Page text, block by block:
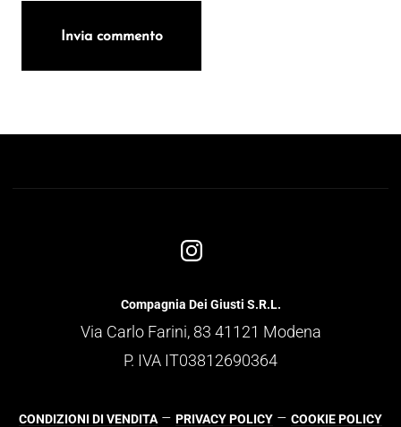
Compagnia Dei Giusti S.R.L.
Via Carlo Farini, 83 41121 Modena
P. IVA IT03812690364
CONDIZIONI DI VENDITA – PRIVACY POLICY – COOKIE POLICY